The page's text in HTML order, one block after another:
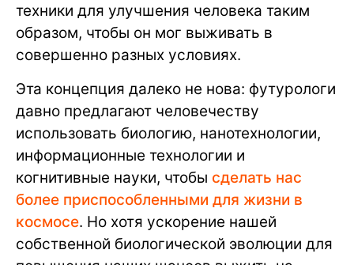
техники для улучшения человека таким
образом, чтобы он мог выживать в
совершенно разных условиях.
Эта концепция далеко не нова: футурологи
давно предлагают человечеству
использовать биологию, нанотехнологии,
информационные технологии и
когнитивные науки, чтобы сделать нас
более приспособленными для жизни в
космосе. Но хотя ускорение нашей
собственной биологической эволюции для